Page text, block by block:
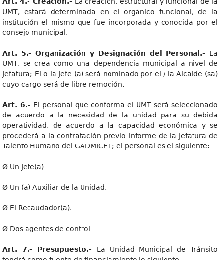
UMT, estará determinada en el orgánico funcional, de la
institución el mismo que fue incorporada y conocida por el
consejo municipal.
Art. 5.- Organización y Designación del Personal.- La
UMT, se crea como una dependencia municipal a nivel de
Jefatura; El o la Jefe (a) será nominado por el / la Alcalde (sa)
cuyo cargo será de libre remoción.
Art. 6.- El personal que conforma el UMT será seleccionado
de acuerdo a la necesidad de la unidad para su debida
operatividad, de acuerdo a la capacidad económica y se
procederá a la contratación previo informe de la Jefatura de
Talento Humano del GADMICET; el personal es el siguiente:
Ø Un Jefe(a)
Ø Un (a) Auxiliar de la Unidad,
Ø El Recaudador(a).
Ø Dos agentes de control
Art. 7.- Presupuesto.- La Unidad Municipal de Tránsito